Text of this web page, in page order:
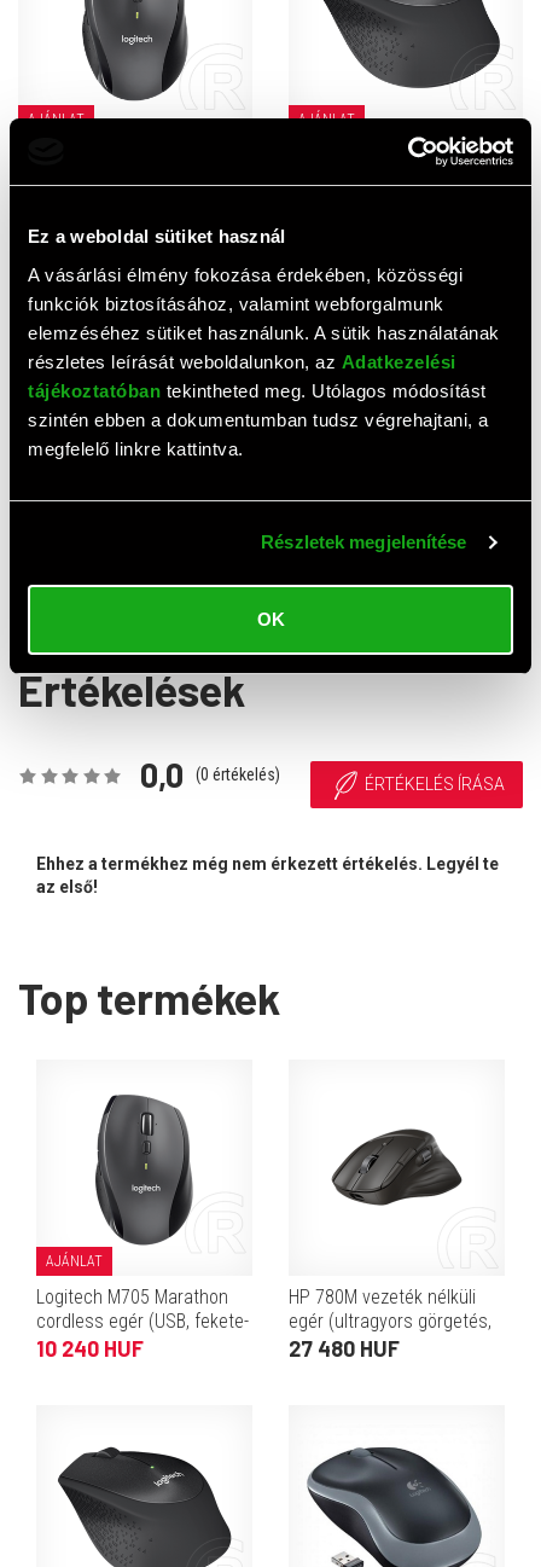
Ez a weboldal sütiket használ
A vásárlási élmény fokozása érdekében, közösségi
funkciók biztosításához, valamint webforgalmunk
elemzéséhez sütiket használunk. A sütik használatának
részletes leírását weboldalunkon, az Adatkezelési
tájékoztatóban tekintheted meg. Utólagos módosítást
szintén ebben a dokumentumban tudsz végrehajtani, a
megfelelő linkre kattintva.
Részletek megjelenítése
OK
AJÁNLAT
cordless egér (USB, fekete-
AJÁNLAT
Logitech M330 Silent Plus
cordless optikai egér (USB,
Large cordless optikai egér
grafit)
Értékelések
0,0 (0 értékelés) ÉRTÉKELÉS ÍRÁSA
Ehhez a termékhez még nem érkezett értékelés. Legyél te
az első!
Top termékek
AJÁNLAT
Logitech M705 Marathon
cordless egér (USB, fekete-
ezüst)
10 240 HUF
HP 780M vezeték nélküli
egér (ultragyors görgetés,
6 gomb, Bluetooth/2,4 GHz,
27 480 HUF